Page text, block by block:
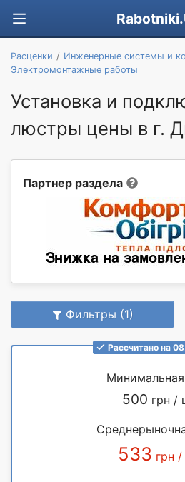
Расценки
Инженерные системы и
Электромонтажные работы
Установка и
люстры цены в г.
Партнер раздела
Фильтры (1)
Рассчитано на
500 грн /
533 грн